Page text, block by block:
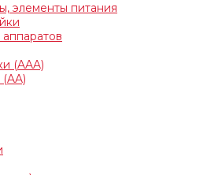
элементы питания
(AAA)